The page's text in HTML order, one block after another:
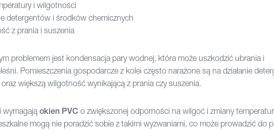
i wilgotności
detergentów i środków chemicznych
z prania i suszenia
problemem jest kondensacja pary wodnej, która może uszkodzić ubrania i
Pomieszczenia gospodarcze z kolei często narażone są na działanie
większą wilgotność wynikającą z prania czy suszenia.
wymagają okien PVC o zwiększonej odporności na wilgoć i zmiany
mogą nie poradzić sobie z takimi wyzwaniami, co może prowadzić do